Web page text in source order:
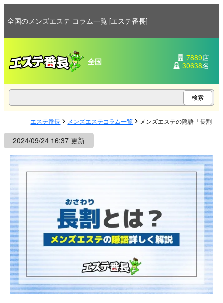
全国のメンズエステ コラム一覧 [エステ番長]
全国 7889店
30638名
エステ番長 メンズエステコラム一覧 メンズエステの隠語「長割（
2024/09/24 16:37 更新